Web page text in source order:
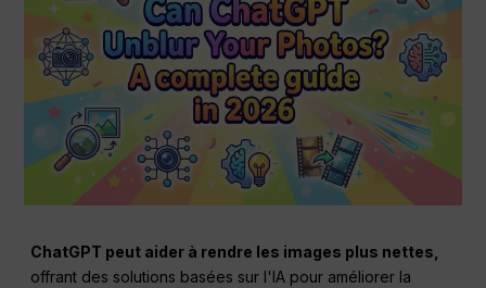
ChatGPT peut aider à rendre les images plus nettes,
offrant des solutions basées sur l'IA pour améliorer la